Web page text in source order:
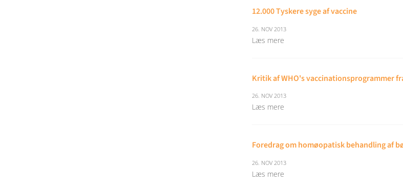
12.000 Tyskere syge af vaccine
26. NOV 2013
Læs mere
Kritik af WHO's vaccinationsprogrammer
26. NOV 2013
Læs mere
Foredrag om homøopatisk behandling af
26. NOV 2013
Læs mere